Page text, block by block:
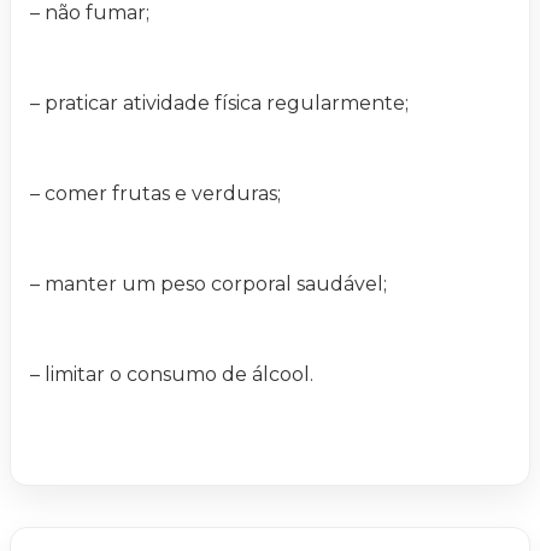
– não fumar;
– praticar atividade física regularmente;
– comer frutas e verduras;
– manter um peso corporal saudável;
– limitar o consumo de álcool.